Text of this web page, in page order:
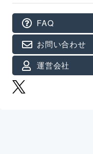
FAQ
お問い合わせ
運営会社